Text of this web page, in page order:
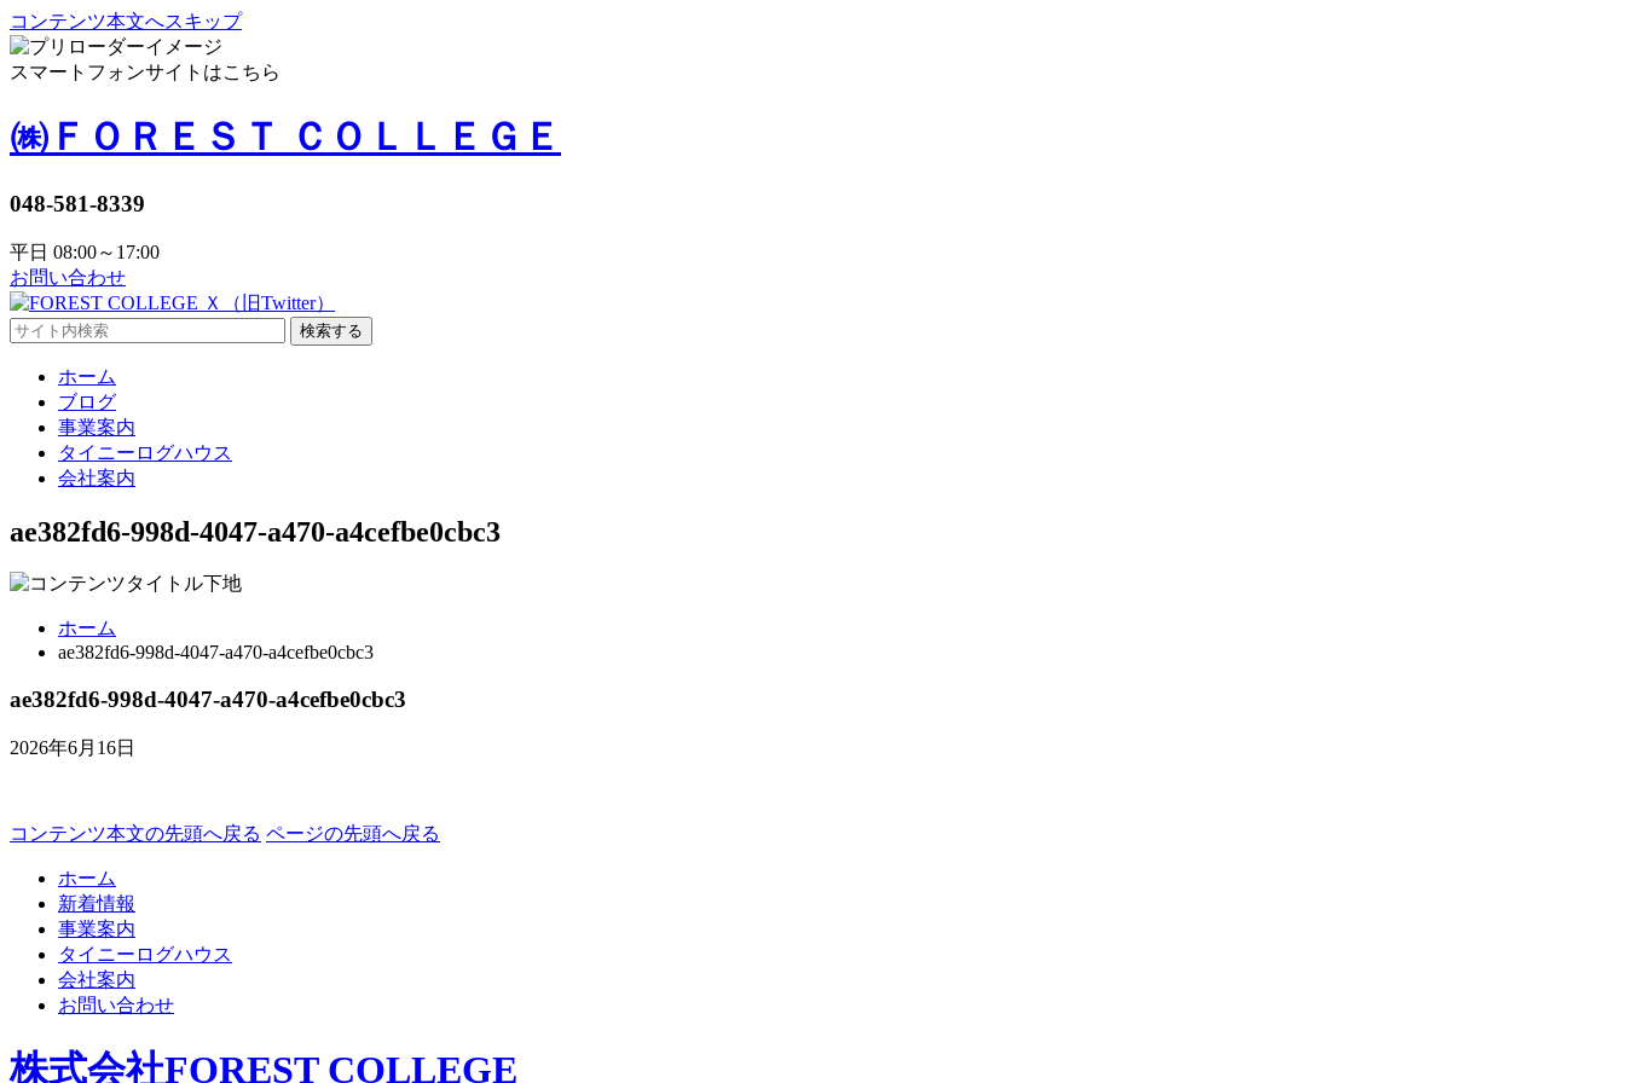
コンテンツ本文へスキップ
スマートフォンサイトはこちら
㈱ＦＯＲＥＳＴ ＣＯＬＬＥＧＥ
048-581-8339
平日 08:00～17:00
お問い合わせ
検索する
ホーム
ブログ
事業案内
タイニーログハウス
会社案内
ae382fd6-998d-4047-a470-a4cefbe0cbc3
ホーム
ae382fd6-998d-4047-a470-a4cefbe0cbc3
ae382fd6-998d-4047-a470-a4cefbe0cbc3
2026年6月16日
コンテンツ本文の先頭へ戻る ページの先頭へ戻る
ホーム
新着情報
事業案内
タイニーログハウス
会社案内
お問い合わせ
株式会社FOREST COLLEGE